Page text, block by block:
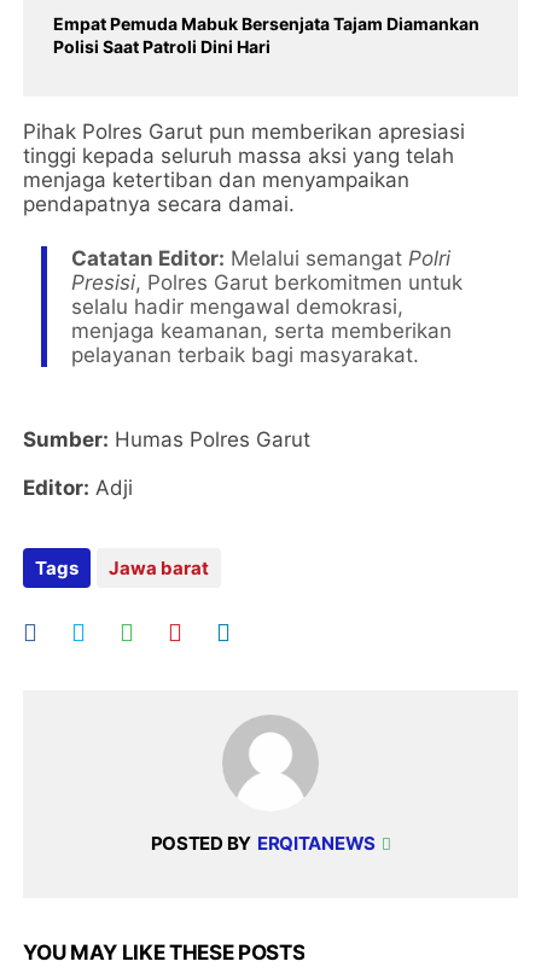
Empat Pemuda Mabuk Bersenjata Tajam Diamankan
Polisi Saat Patroli Dini Hari
​Pihak Polres Garut pun memberikan apresiasi
tinggi kepada seluruh massa aksi yang telah
menjaga ketertiban dan menyampaikan
pendapatnya secara damai.
Catatan Editor: Melalui semangatPolri
Presisi, Polres Garut berkomitmen untuk
selalu hadir mengawal demokrasi,
menjaga keamanan, serta memberikan
pelayanan terbaik bagi masyarakat.
Sumber: Humas Polres Garut
Editor: Adji
Tags Jawa barat
POSTED BY ERQITANEWS
YOU MAY LIKE THESE POSTS